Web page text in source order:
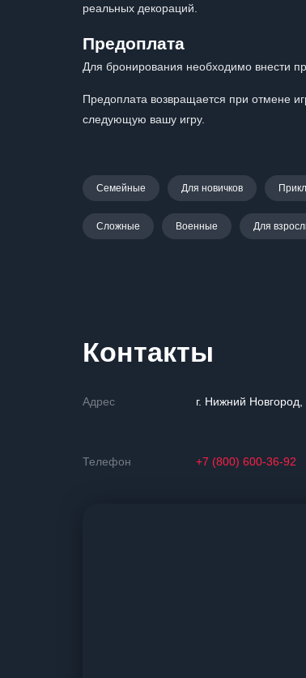
реальных декораций.
Предоплата
Для бронирования необходимо внести
Предоплата возвращается при отмене
следующую вашу игру.
Семейные Для новичков
Сложные Военные Для
Контакты
Адрес г. Нижний
Телефон +7 (800) 600-36-92